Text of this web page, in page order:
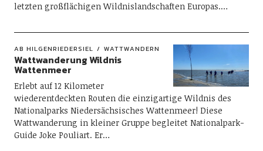
letzten großflächigen Wildnislandschaften Europas.…
AB HILGENRIEDERSIEL WATTWANDERN
Wattwanderung Wildnis
Wattenmeer
Erlebt auf 12 Kilometer
wiederentdeckten Routen die einzigartige Wildnis des
Nationalparks Niedersächsisches Wattenmeer! Diese
Wattwanderung in kleiner Gruppe begleitet Nationalpark-
Guide Joke Pouliart. Er…